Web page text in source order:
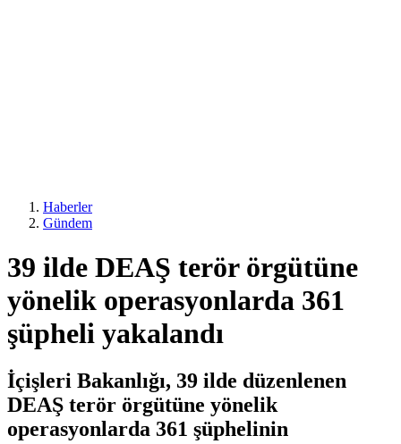
Haberler
Gündem
39 ilde DEAŞ terör örgütüne
yönelik operasyonlarda 361
şüpheli yakalandı
İçişleri Bakanlığı, 39 ilde düzenlenen
DEAŞ terör örgütüne yönelik
operasyonlarda 361 şüphelinin